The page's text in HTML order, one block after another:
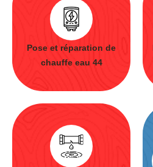
Pose et réparation de
chauffe eau 44